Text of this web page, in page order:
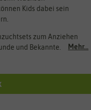
Mehr...
Kids dabei sein
zum Anziehen
und Bekannte.